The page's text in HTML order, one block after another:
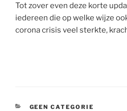
Tot zover even deze korte
iedereen die op welke wijze
corona crisis veel sterkte,
CATEGORIEËN
GEEN CATEGORIE